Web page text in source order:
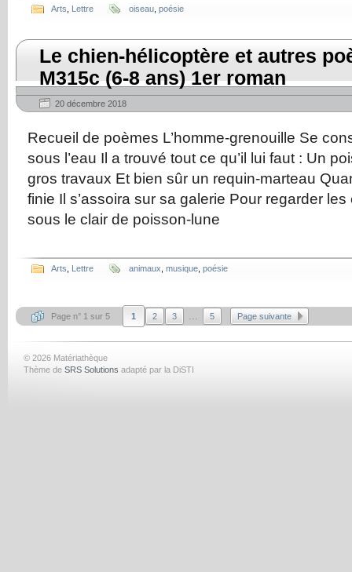
Arts Lettre oiseau poésie
Le chien-hélicoptère et autres
M315c (6-8 ans) 1er roman
20 décembre 2018
Recueil de poèmes L’homme-grenouille Se
sous l’eau Il a trouvé tout ce qu’il lui faut : Un
gros travaux Et bien sûr un requin-marteau
finie Il s’assoira sur sa galerie Pour regarder
sous le clair de poisson-lune
Arts Lettre animaux musique poésie
Page n° 1 sur 5 1 2 3 ... 5 Page suivante
© 2026 Matériathèque
Thème de SRS Solutions adapté par la DiSTI